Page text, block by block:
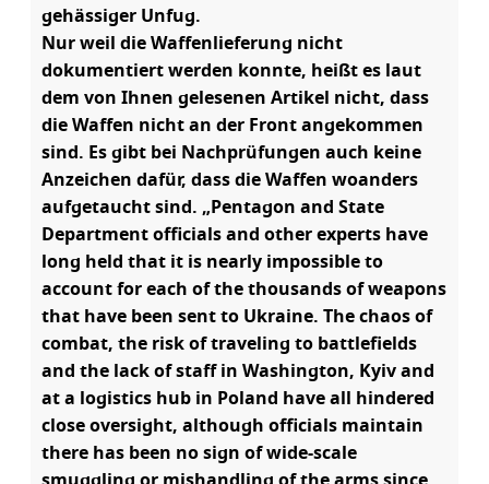
gehässiger Unfug.
Nur weil die Waffenlieferung nicht
dokumentiert werden konnte, heißt es laut
dem von Ihnen gelesenen Artikel nicht, dass
die Waffen nicht an der Front angekommen
sind. Es gibt bei Nachprüfungen auch keine
Anzeichen dafür, dass die Waffen woanders
aufgetaucht sind. „Pentagon and State
Department officials and other experts have
long held that it is nearly impossible to
account for each of the thousands of weapons
that have been sent to Ukraine. The chaos of
combat, the risk of traveling to battlefields
and the lack of staff in Washington, Kyiv and
at a logistics hub in Poland have all hindered
close oversight, although officials maintain
there has been no sign of wide-scale
smuggling or mishandling of the arms since